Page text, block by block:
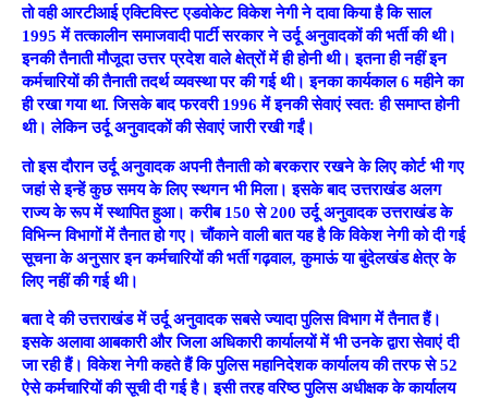
तो वही आरटीआई एक्टिविस्ट एडवोकेट विकेश नेगी ने दावा किया है कि साल
1995 में तत्कालीन समाजवादी पार्टी सरकार ने उर्दू अनुवादकों की भर्ती की थी।
इनकी तैनाती मौजूदा उत्तर प्रदेश वाले क्षेत्रों में ही होनी थी। इतना ही नहीं इन
कर्मचारियों की तैनाती तदर्थ व्यवस्था पर की गई थी। इनका कार्यकाल 6 महीने का
ही रखा गया था. जिसके बाद फरवरी 1996 में इनकी सेवाएं स्वत: ही समाप्त होनी
थी। लेकिन उर्दू अनुवादकों की सेवाएं जारी रखी गईं।
तो इस दौरान उर्दू अनुवादक अपनी तैनाती को बरकरार रखने के लिए कोर्ट भी गए
जहां से इन्हें कुछ समय के लिए स्थगन भी मिला। इसके बाद उत्तराखंड अलग
राज्य के रूप में स्थापित हुआ। करीब 150 से 200 उर्दू अनुवादक उत्तराखंड के
विभिन्न विभागों में तैनात हो गए। चौंकाने वाली बात यह है कि विकेश नेगी को दी गई
सूचना के अनुसार इन कर्मचारियों की भर्ती गढ़वाल, कुमाऊं या बुंदेलखंड क्षेत्र के
लिए नहीं की गई थी।
बता दे की उत्तराखंड में उर्दू अनुवादक सबसे ज्यादा पुलिस विभाग में तैनात हैं।
इसके अलावा आबकारी और जिला अधिकारी कार्यालयों में भी उनके द्वारा सेवाएं दी
जा रही हैं। विकेश नेगी कहते हैं कि पुलिस महानिदेशक कार्यालय की तरफ से 52
ऐसे कर्मचारियों की सूची दी गई है। इसी तरह वरिष्ठ पुलिस अधीक्षक के कार्यालय